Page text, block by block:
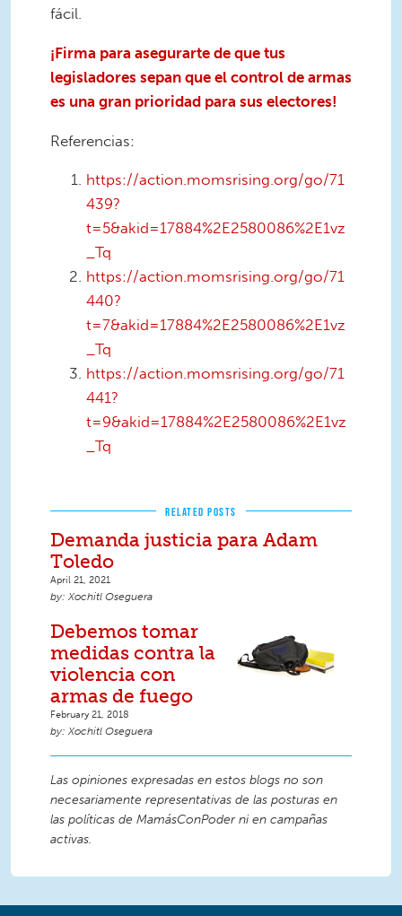
fácil.
¡Firma para asegurarte de que tus
legisladores sepan que el control de armas
es una gran prioridad para sus electores!
Referencias:
https://action.momsrising.org/go/71
439?
t=5&akid=17884%2E2580086%2E1vz
_Tq
https://action.momsrising.org/go/71
440?
t=7&akid=17884%2E2580086%2E1vz
_Tq
https://action.momsrising.org/go/71
441?
t=9&akid=17884%2E2580086%2E1vz
_Tq
RELATED POSTS
Demanda justicia para Adam
Toledo
April 21, 2021
Xochitl Oseguera
Debemos tomar
medidas contra la
violencia con
armas de fuego
February 21, 2018
Xochitl Oseguera
Las opiniones expresadas en estos blogs no son
necesariamente representativas de las posturas en
las políticas de MamásConPoder ni en campañas
activas.